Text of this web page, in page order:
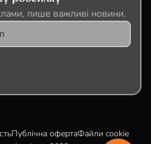
лише важливі новини.
Публічна офертаФайли cookie